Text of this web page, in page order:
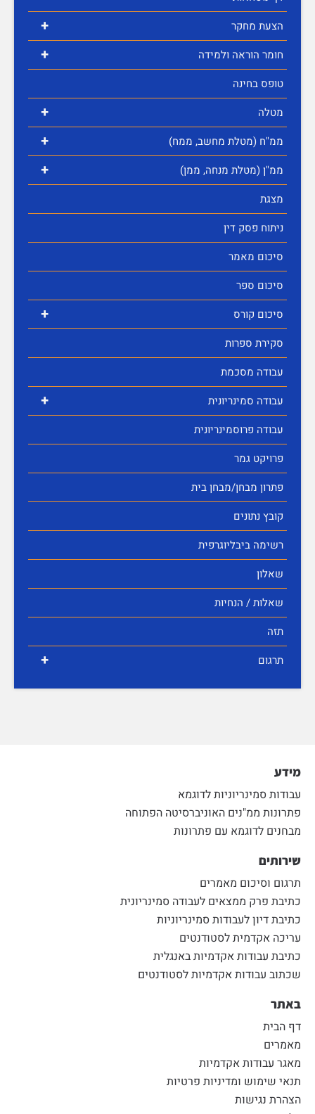
+ הצעת מחקר
+
חומר הוראה ולמידה
טופס בחינה
+ מטלה
+ ממ"ח (מטלת מחשב, ממח)
+
ממ"ן (מטלת מנחה, ממן)
מצגת
ניתוח פסק דין
סיכום מאמר
סיכום ספר
+
סיכום קורס
סקירת ספרות
עבודה מסכמת
+
עבודה סמינריונית
עבודה פרוסמינריונית
פרויקט גמר
פתרון מבחן/מבחן בית
קובץ נתונים
רשימה ביבליוגרפית
שאלון
שאלות / הנחיות
תזה
+ תרגום
מידע
עבודות סמינריוניות לדוגמא
פתרונות ממ"נים האוניברסיטה הפתוחה
מבחנים לדוגמא עם פתרונות
שירותים
תרגום וסיכום מאמרים
כתיבת פרק ממצאים לעבודה סמינריונית
כתיבת דיון לעבודות סמינריוניות
עריכה אקדמית לסטודנטים
כתיבת עבודות אקדמיות באנגלית
שכתוב עבודות אקדמיות לסטודנטים
באתר
דף הבית
מאמרים
מאגר עבודות אקדמיות
תנאי שימוש ומדיניות פרטיות
הצהרת נגישות